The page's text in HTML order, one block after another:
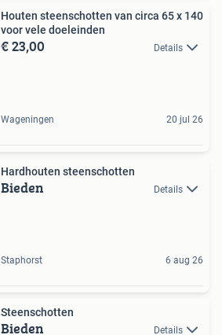
Houten steenschotten van circa 65 x 140
voor vele doeleinden
€ 23,00 Details
Wageningen 20 jul 26
Hardhouten steenschotten
Bieden Details
Staphorst 6 aug 26
Steenschotten
Bieden Details